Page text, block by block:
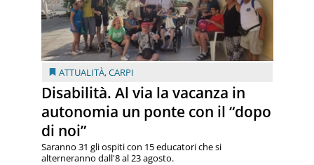
ATTUALITÀ,CARPI
Disabilità. Al via la vacanza in
autonomia un ponte con il “dopo
di noi”
Saranno 31 gli ospiti con 15 educatori che si
alterneranno dall'8 al 23 agosto.